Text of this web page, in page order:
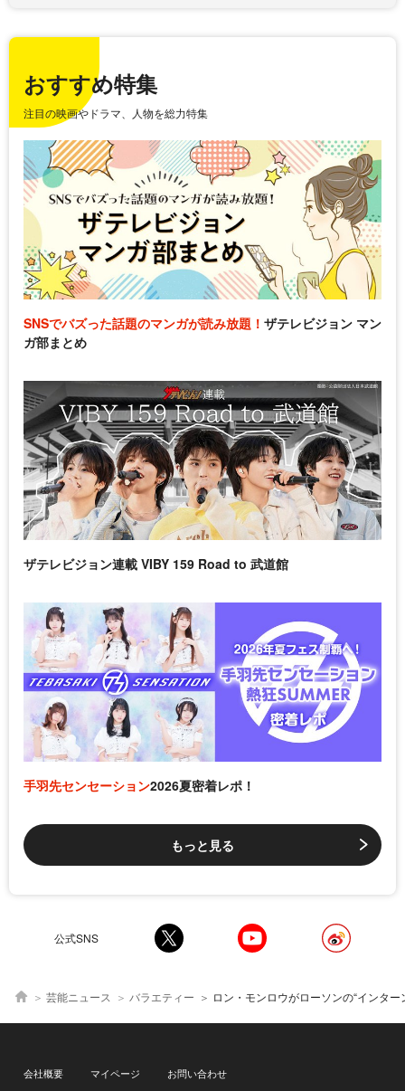
おすすめ特集
注目の映画やドラマ、人物を総力特集
SNSでバズった話題のマンガが読み放題！ ザテレビジョン マン
ガ部まとめ
ザテレビジョン連載 VIBY 159 Road to 武道館
手羽先センセーション2026夏密着レポ！
もっと見る
公式SNS
芸能ニュース バラエティー ロン・モンロウがローソンの“インターン生”に！ヒット商品の裏側を探るべく増田英彦と潜入調査＜御社でイ
会社概要 マイページ お問い合わせ